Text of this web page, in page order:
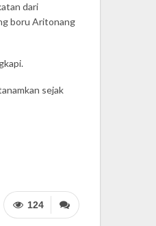
dari
boru Aritonang
sejak
124